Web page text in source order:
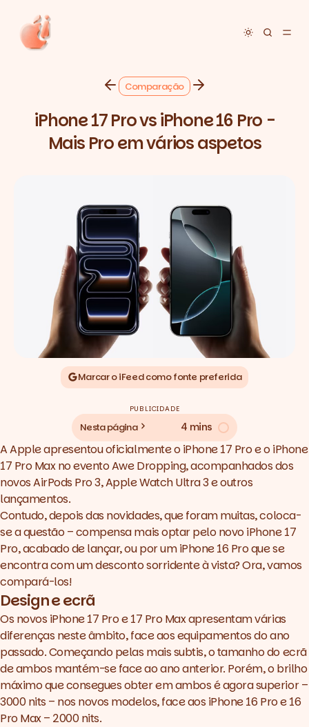
Toggle
Comparação
iPhone 17 Pro vs iPhone 16 Pro -
Mais Pro em vários aspetos
Marcar o iFeed como fonte preferida
PUBLICIDADE
Nesta página 4 mins
A Apple apresentou oficialmente o iPhone 17 Pro e o iPhone
17 Pro Max no eventoAwe Dropping, acompanhados dos
novosAirPods Pro 3,Apple Watch Ultra 3e outros
lançamentos.
Contudo, depois das novidades, que foram muitas, coloca-
se a questão – compensa mais optar pelo novo iPhone 17
Pro, acabado de lançar, ou por um iPhone 16 Pro que se
encontra com um desconto sorridente à vista? Ora, vamos
compará-los!
Design e ecrã
Os novos iPhone 17 Pro e 17 Pro Max apresentam várias
diferenças neste âmbito, face aos equipamentos do ano
passado. Começando pelas mais subtis, o tamanho do ecrã
de ambos mantém-se face ao ano anterior. Porém, o brilho
máximo que consegues obter em ambos é agora superior –
3000 nits – nos novos modelos, face aos iPhone 16 Pro e 16
Pro Max – 2000 nits.